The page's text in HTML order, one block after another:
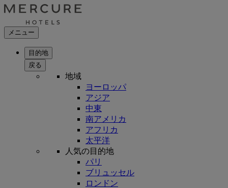
メニュー
目的地
戻る
地域
ヨーロッパ
アジア
中東
南アメリカ
アフリカ
太平洋
人気の目的地
パリ
ブリュッセル
ロンドン